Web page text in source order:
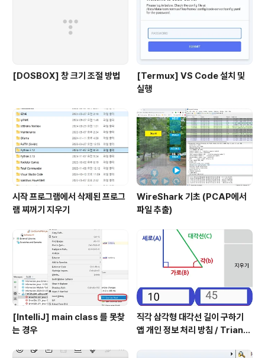
[DOSBOX] 창 크기 조절 방법
[Termux] VS Code 설치 및
실행
시작 프로그램에서 삭제된 프로그
램 찌꺼기 지우기
WireShark 기초 (PCAP에서
파일 추출)
[IntelliJ] main class 를 못찾
는 경우
직각 삼각형 대각선 길이 구하기
앱 개인 정보 처리 방침 / Triangl